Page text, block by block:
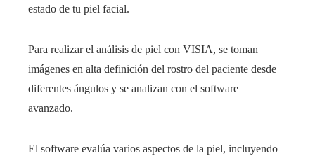
estado de tu piel facial.
Para realizar el análisis de piel con VISIA, se toman
imágenes en alta definición del rostro del paciente desde
diferentes ángulos y se analizan con el software
avanzado.
El software evalúa varios aspectos de la piel, incluyendo